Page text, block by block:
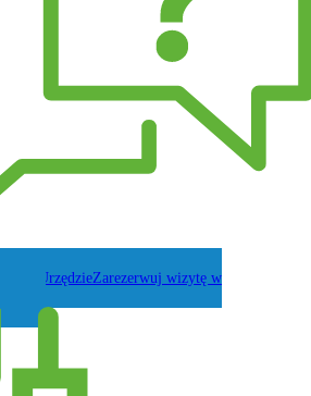
Zarezerwuj wizytę w